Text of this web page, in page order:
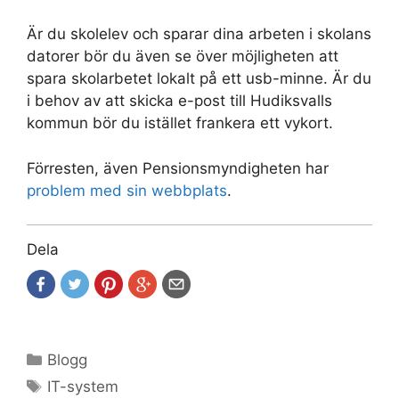
Är du skolelev och sparar dina arbeten i skolans
datorer bör du även se över möjligheten att
spara skolarbetet lokalt på ett usb-minne. Är du
i behov av att skicka e-post till Hudiksvalls
kommun bör du istället frankera ett vykort.
Förresten, även Pensionsmyndigheten har
problem med sin webbplats.
Dela
Kategorier
Blogg
Etiketter
IT-system